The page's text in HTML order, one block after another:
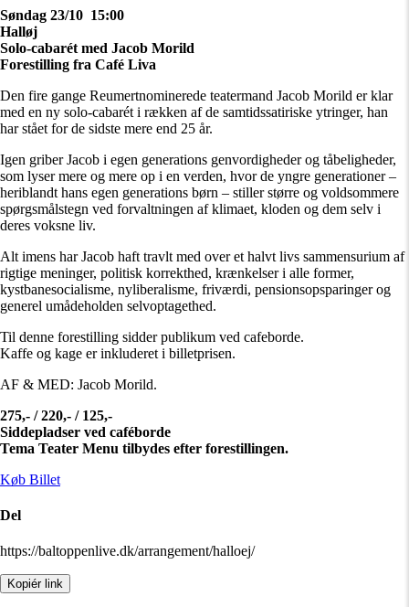
Søndag 23/10 15:00
Halløj
Solo-cabarét med Jacob Morild
Forestilling fra Café Liva
Den fire gange Reumertnominerede teatermand Jacob Morild er klar
med en ny solo-cabarét i rækken af de samtidssatiriske ytringer, han
har stået for de sidste mere end 25 år.
Igen griber Jacob i egen generations genvordigheder og tåbeligheder,
som lyser mere og mere op i en verden, hvor de yngre generationer –
heriblandt hans egen generations børn – stiller større og voldsommere
spørgsmålstegn ved forvaltningen af klimaet, kloden og dem selv i
deres voksne liv.
Alt imens har Jacob haft travlt med over et halvt livs sammensurium af
rigtige meninger, politisk korrekthed, krænkelser i alle former,
kystbanesocialisme, nyliberalisme, friværdi, pensionsopsparinger og
generel umådeholden selvoptagethed.
Til denne forestilling sidder publikum ved cafeborde.
Kaffe og kage er inkluderet i billetprisen.
AF & MED: Jacob Morild.
275,- / 220,- / 125,-
Siddepladser ved caféborde
Tema Teater Menu tilbydes efter forestillingen.
Køb Billet
Del
https://baltoppenlive.dk/arrangement/halloej/
Kopiér link